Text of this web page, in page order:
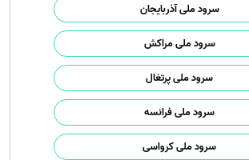
سرود ملی آذربایجان
سرود ملی مراکش
سرود ملی پرتغال
سرود ملی فرانسه
سرود ملی کرواسی